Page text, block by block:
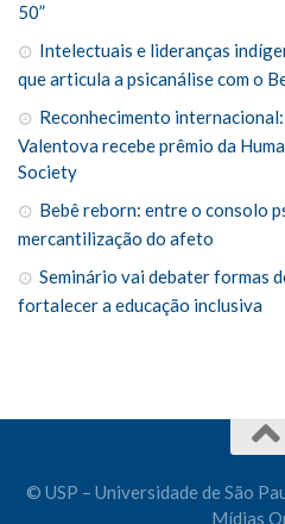
50”
Intelectuais e lideranças
que articula a psicanálise com o
Reconhecimento
Valentova recebe prêmio da
Society
Bebê reborn: entre o consolo
mercantilização do afeto
Seminário vai debater formas
fortalecer a educação inclusiva
© USP – Universidade de São
Mídias